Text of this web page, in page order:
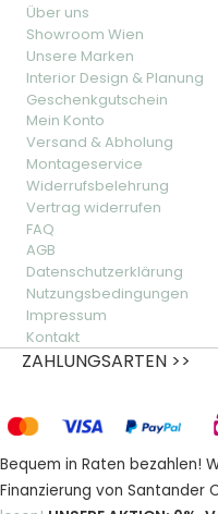
Über uns
Showroom Wien
Unsere Marken
Interior Design & Planung
Geschenkgutschein
Mein Konto
Versand & Abholung
Montageservice
Widerrufsbelehrung
Vertrag widerrufen
FAQ
AGB
Datenschutzerklärung
Nutzungsbedingungen
Impressum
Kontakt
ZAHLUNGSARTEN >>
Bequem in Raten bezahlen!
Finanzierung von Santander